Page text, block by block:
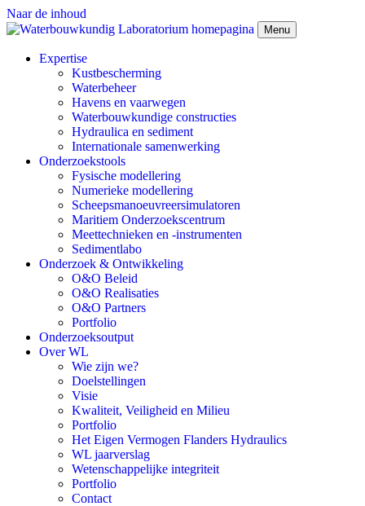
Naar de inhoud
Menu
Expertise
Kustbescherming
Waterbeheer
Havens en vaarwegen
Waterbouwkundige constructies
Hydraulica en sediment
Internationale samenwerking
Onderzoekstools
Fysische modellering
Numerieke modellering
Scheepsmanoeuvreersimulatoren
Maritiem Onderzoekscentrum
Meettechnieken en -instrumenten
Sedimentlabo
Onderzoek & Ontwikkeling
O&O Beleid
O&O Realisaties
O&O Partners
Portfolio
Onderzoeksoutput
Over WL
Wie zijn we?
Doelstellingen
Visie
Kwaliteit, Veiligheid en Milieu
Portfolio
Het Eigen Vermogen Flanders Hydraulics
WL jaarverslag
Wetenschappelijke integriteit
Portfolio
Contact